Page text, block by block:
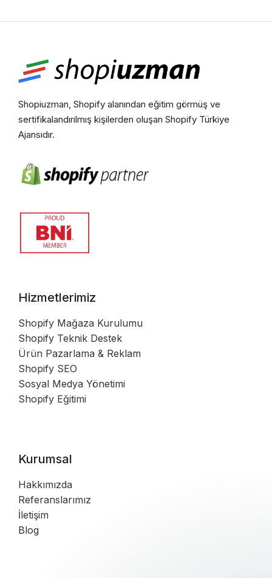
Shopiuzman, Shopify alanından eğitim görmüş ve
sertifikalandırılmış kişilerden oluşan Shopify Türkiye
Ajansıdır.
Hizmetlerimiz
Shopify Mağaza Kurulumu
Shopify Teknik Destek
Ürün Pazarlama & Reklam
Shopify SEO
Sosyal Medya Yönetimi
Shopify Eğitimi
Kurumsal
Hakkımızda
Referanslarımız
İletişim
Blog